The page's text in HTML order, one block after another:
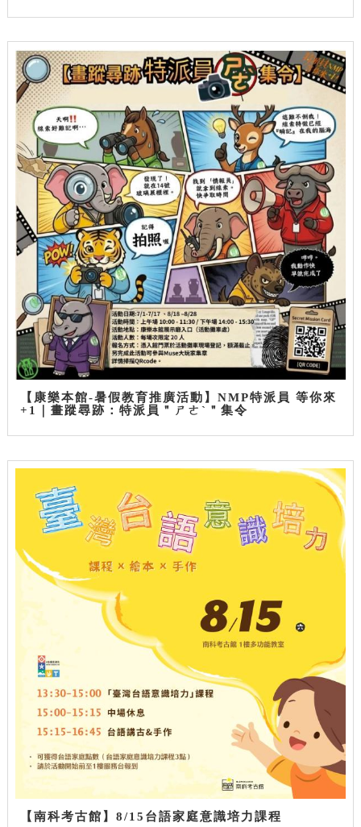
【康樂本館-暑假教育推廣活動】NMP特派員 等你來
+1｜畫蹤尋跡：特派員＂ㄕㄜˋ＂集令
【南科考古館】8/15台語家庭意識培力課程